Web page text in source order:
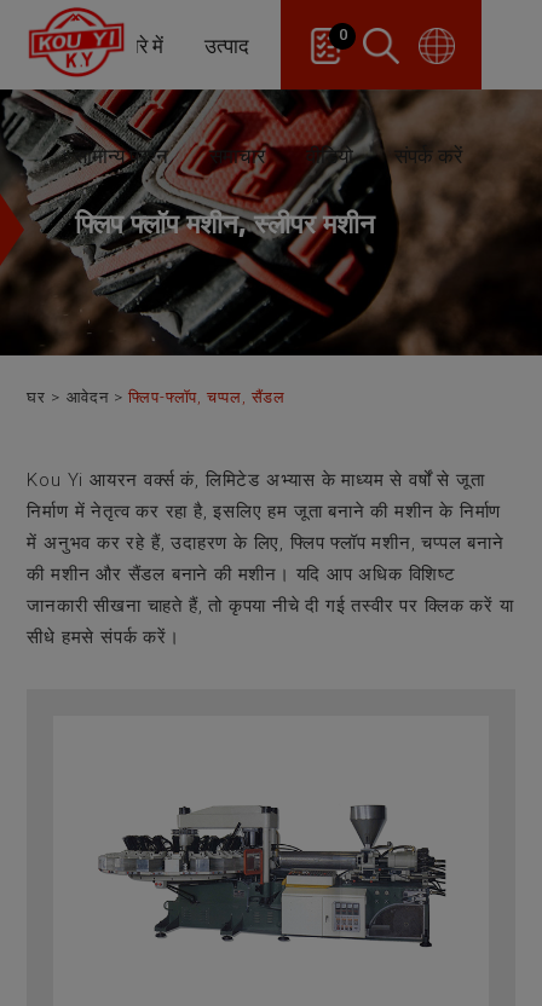
0
हमारे बारे में उत्पाद आवेदन अनुकूलन
सामान्य प्रश्न समाचार वीडियो संपर्क करें
फ्लिप फ्लॉप मशीन, स्लीपर मशीन
घर आवेदन फ्लिप-फ्लॉप, चप्पल, सैंडल
Kou Yi आयरन वर्क्स कं, लिमिटेड अभ्यास के माध्यम से वर्षों से जूता
निर्माण में नेतृत्व कर रहा है, इसलिए हम जूता बनाने की मशीन के निर्माण
में अनुभव कर रहे हैं, उदाहरण के लिए, फ्लिप फ्लॉप मशीन, चप्पल बनाने
की मशीन और सैंडल बनाने की मशीन। यदि आप अधिक विशिष्ट
जानकारी सीखना चाहते हैं, तो कृपया नीचे दी गई तस्वीर पर क्लिक करें या
सीधे हमसे संपर्क करें।
Cookies management panel